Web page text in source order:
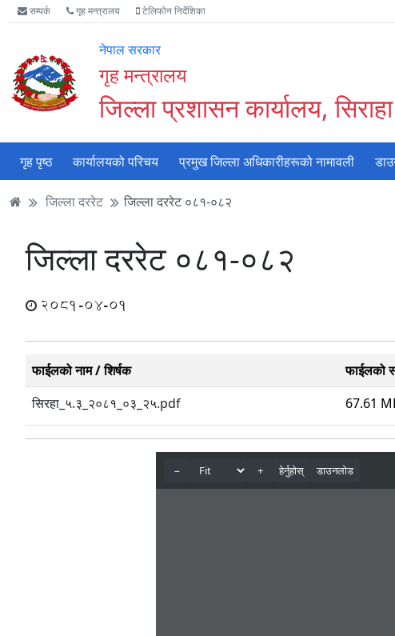
Accessibility
Mode
गर्नुहोस्
मुख्य
सामाग्री
मुख्य
नेभिगेसन
वेबसाइट
खोजमा
सम्पर्क गृह मन्त्रालय टेलिफोन निर्देशिका
नेपाल सरकार
गृह मन्त्रालय
जिल्ला प्रशासन कार्यालय, सिराहा
गृह पृष्ठ कार्यालयको परिचय प्रमुख जिल्ला अधिकारीहरूको नामावली
जिल्ला दररेट जिल्ला दररेट ०८१-०८२
जिल्ला दररेट ०८१-०८२
2081-04-01
फाईलको नाम / शिर्षक फाईलको
सिरहा_५.३_२०८१_०३_२५.pdf
67.61